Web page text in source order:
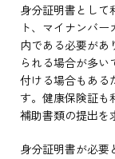
身分証明書として
ト、マイナンバ
内である必要があ
られる場合が多
付ける場合もある
す。健康保険証も
補助書類の提出を
身分証明書が必要